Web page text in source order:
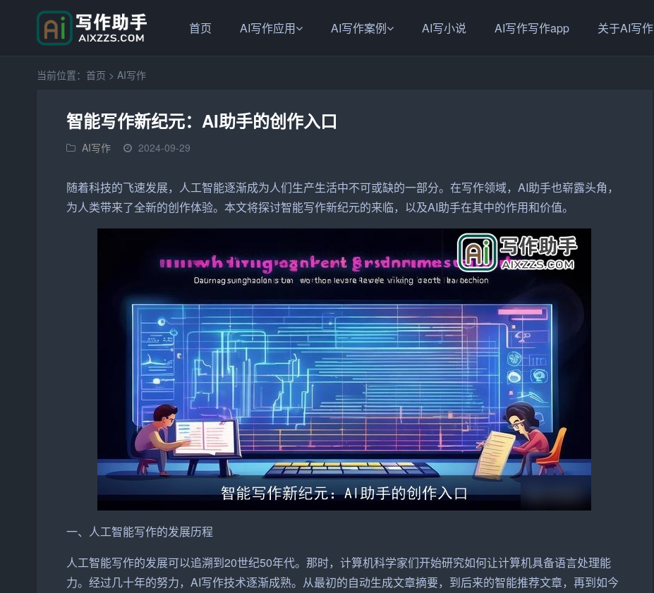
首页 AI写作应用 AI写作案例 AI写小说 AI写作写作app 关于AI写作
当前位置： 首页 > AI写作
智能写作新纪元：AI助手的创作入口
AI写作 2024-09-29
随着科技的飞速发展，人工智能逐渐成为人们生产生活中不可或缺的一部分。在写作领域，AI助手也崭露头角，
为人类带来了全新的创作体验。本文将探讨智能写作新纪元的来临，以及AI助手在其中的作用和价值。
一、人工智能写作的发展历程
人工智能写作的发展可以追溯到20世纪50年代。那时，计算机科学家们开始研究如何让计算机具备语言处理能
力。经过几十年的努力， AI写作技术逐渐成熟。从最初的自动生成文章摘要，到后来的智能推荐文章，再到如今